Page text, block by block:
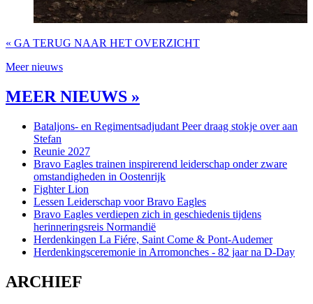
« GA TERUG NAAR HET OVERZICHT
Meer nieuws
MEER NIEUWS »
Bataljons- en Regimentsadjudant Peer draag stokje over aan
Stefan
Reunie 2027
Bravo Eagles trainen inspirerend leiderschap onder zware
omstandigheden in Oostenrijk
Fighter Lion
Lessen Leiderschap voor Bravo Eagles
Bravo Eagles verdiepen zich in geschiedenis tijdens
herinneringsreis Normandië
Herdenkingen La Fiére, Saint Come & Pont-Audemer
Herdenkingsceremonie in Arromonches - 82 jaar na D-Day
ARCHIEF